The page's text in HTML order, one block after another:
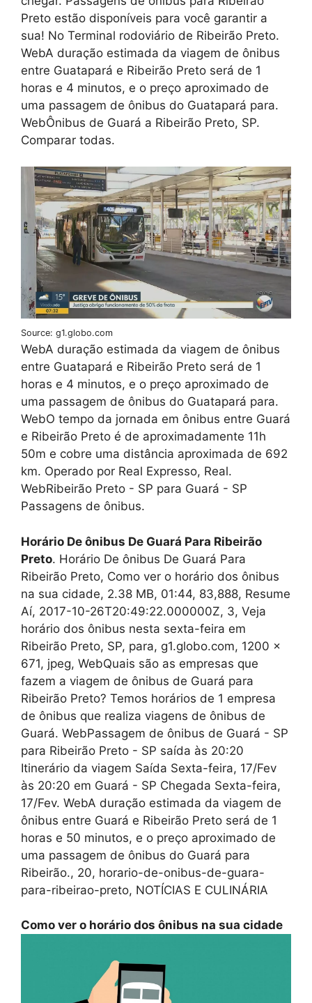
Preto estão disponíveis para você garantir a
sua! No Terminal rodoviário de Ribeirão Preto.
WebA duração estimada da viagem de ônibus
entre Guatapará e Ribeirão Preto será de 1
horas e 4 minutos, e o preço aproximado de
uma passagem de ônibus do Guatapará para.
WebÔnibus de Guará a Ribeirão Preto, SP.
Comparar todas.
Source: g1.globo.com
WebA duração estimada da viagem de ônibus
entre Guatapará e Ribeirão Preto será de 1
horas e 4 minutos, e o preço aproximado de
uma passagem de ônibus do Guatapará para.
WebO tempo da jornada em ônibus entre Guará
e Ribeirão Preto é de aproximadamente 11h
50m e cobre uma distância aproximada de 692
km. Operado por Real Expresso, Real.
WebRibeirão Preto - SP para Guará - SP
Passagens de ônibus.
Horário De ônibus De Guará Para Ribeirão
Preto. Horário De ônibus De Guará Para
Ribeirão Preto, Como ver o horário dos ônibus
na sua cidade, 2.38 MB, 01:44, 83,888, Resume
Aí, 2017-10-26T20:49:22.000000Z, 3, Veja
horário dos ônibus nesta sexta-feira em
Ribeirão Preto, SP, para, g1.globo.com, 1200 x
671, jpeg, WebQuais são as empresas que
fazem a viagem de ônibus de Guará para
Ribeirão Preto? Temos horários de 1 empresa
de ônibus que realiza viagens de ônibus de
Guará. WebPassagem de ônibus de Guará - SP
para Ribeirão Preto - SP saída às 20:20
Itinerário da viagem Saída Sexta-feira, 17/Fev
às 20:20 em Guará - SP Chegada Sexta-feira,
17/Fev. WebA duração estimada da viagem de
ônibus entre Guará e Ribeirão Preto será de 1
horas e 50 minutos, e o preço aproximado de
uma passagem de ônibus do Guará para
Ribeirão., 20, horario-de-onibus-de-guara-
para-ribeirao-preto, NOTÍCIAS E CULINÁRIA
Como ver o horário dos ônibus na sua cidade